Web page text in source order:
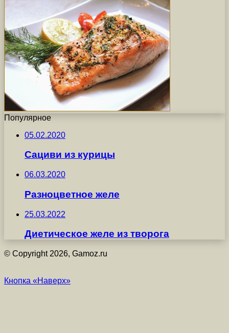
Популярное
05.02.2020
Сациви из курицы
06.03.2020
Разноцветное желе
25.03.2022
Диетическое желе из творога
© Copyright 2026, Gamoz.ru
Кнопка «Наверх»